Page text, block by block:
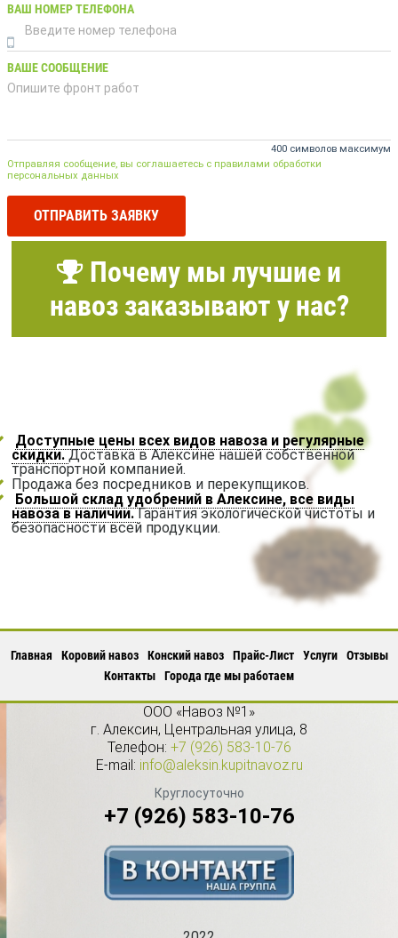
ВАШ НОМЕР ТЕЛЕФОНА
ВАШЕ СООБЩЕНИЕ
400 символов максимум
Отправляя сообщение, вы соглашаетесь с правилами обработки
персональных данных
ОТПРАВИТЬ ЗАЯВКУ
Почему мы лучшие и
навоз заказывают у нас?
Доступные цены всех видов навоза и регулярные
скидки.Доставка в Алексине нашей собственной
транспортной компанией.
Продажа без посредников и перекупщиков.
Большой склад удобрений в Алексине, все виды
навоза в наличии.Гарантия экологической чистоты и
безопасности всей продукции.
Главная Коровий навоз Конский навоз Прайс-Лист Услуги
Отзывы
Контакты
Города где мы работаем
ООО «Навоз №1»
г. Алексин, Центральная улица, 8
Телефон: +7 (926) 583-10-76
E-mail: info@aleksin.kupitnavoz.ru
Круглосуточно
+7 (926) 583-10-76